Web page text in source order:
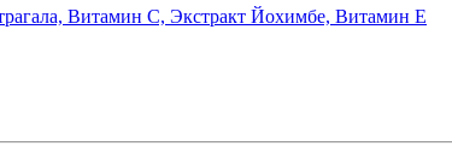
Витамин С, Экстракт Йохимбе, Витамин Е